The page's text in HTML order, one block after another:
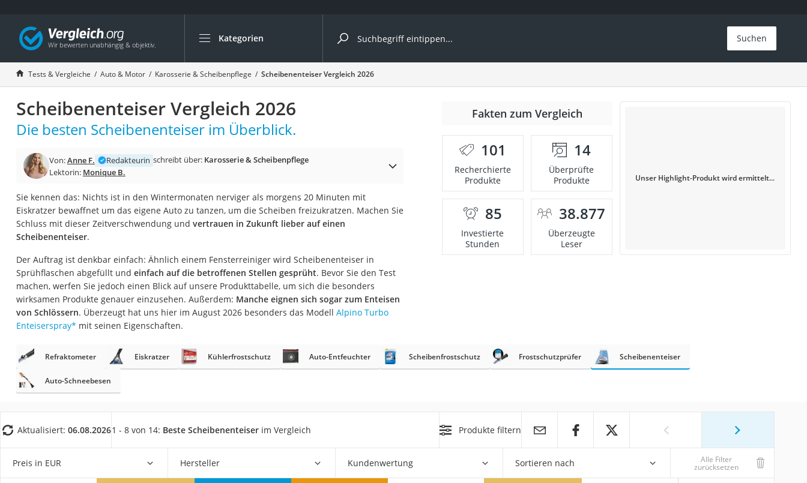
Kategorien
Die beliebtesten Vergleiche nach Kategorie
Auto & Motor
Fahrradträger-Anhängerkupplung (4 Fahrräder)
Fahrradträger
Fahrradträger (Anhängerkupplung)
Benzinkanister (20 l)
Fahrradträger E-Bike
Benzinkanister
Wagenheber 3t
AGM-Batterie Wohnmobil
Thule-Fahrradträger
FM-Transmitter
Autobatterie-Ladegerät
Starthilfe mit Kompressor
Diesel-Additiv
Service
Suchen
Tests & Vergleiche Auto & Motor Karosserie & Scheibenpflege Scheibenenteiser Vergleich 2026
Scheibenenteiser Vergleich 2026
Die besten Scheibenenteiser im Überblick.
Von:Anne F. Redakteurin schreibt über: Karosserie & Scheibenpflege
Lektorin: Monique B.
Sie kennen das: Nichts ist in den Wintermonaten nerviger als morgens 20 Minuten mit
Eiskratzer bewaffnet um das eigene Auto zu tanzen, um die Scheiben freizukratzen. Machen Sie
Schluss mit dieser Zeitverschwendung und vertrauen in Zukunft lieber auf einen
Scheibenenteiser.
Der Auftrag ist denkbar einfach: Ähnlich einem Fensterreiniger wird Scheibenenteiser in
Sprühflaschen abgefüllt und einfach auf die betroffenen Stellen gesprüht. Bevor Sie den Test
machen, werfen Sie jedoch einen Blick auf unsere Produkttabelle, um sich die besonders
wirksamen Produkte genauer einzusehen. Außerdem: Manche eignen sich sogar zum Enteisen
von Schlössern. Überzeugt hat uns hier im August 2026 besonders das Modell Alpino Turbo
Enteiserspray* mit seinen Eigenschaften.
Fakten zum Vergleich
101
Recherchierte
Produkte
14
Überprüfte
Produkte
85
Investierte
Stunden
38.877
Überzeugte
Leser
Unser Highlight-Produkt wird ermittelt...
Refraktometer Eiskratzer Kühlerfrostschutz Auto-Entfeuchter Scheibenfrostschutz Frostschutzprüfer Scheibenenteiser
Auto-Schneebesen
Aktualisiert: 06.08.20261 - 8 von 14: Beste Scheibenenteiser im Vergleich Produkte filtern
Preis in EUR Hersteller Kundenwertung Sortieren nach Alle Filter
zurücksetzen